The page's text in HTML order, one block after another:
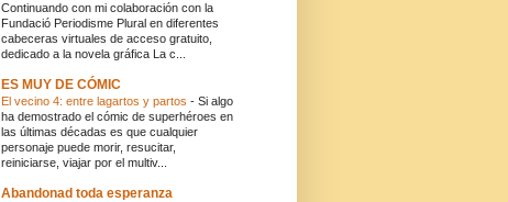
Continuando con mi colaboración con la
Fundació Periodisme Plural en diferentes
cabeceras virtuales de acceso gratuito,
dedicado a la novela gráfica La c...
ES MUY DE CÓMIC
El vecino 4: entre lagartos y partos - Si algo
ha demostrado el cómic de superhéroes en
las últimas décadas es que cualquier
personaje puede morir, resucitar,
reiniciarse, viajar por el multiv...
Abandonad toda esperanza